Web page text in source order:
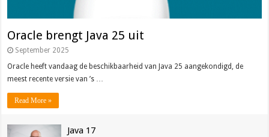
Oracle brengt Java 25 uit
September 2025
Oracle heeft vandaag de beschikbaarheid van Java 25 aangekondigd, de
meest recente versie van ’s …
Read More »
Java 17